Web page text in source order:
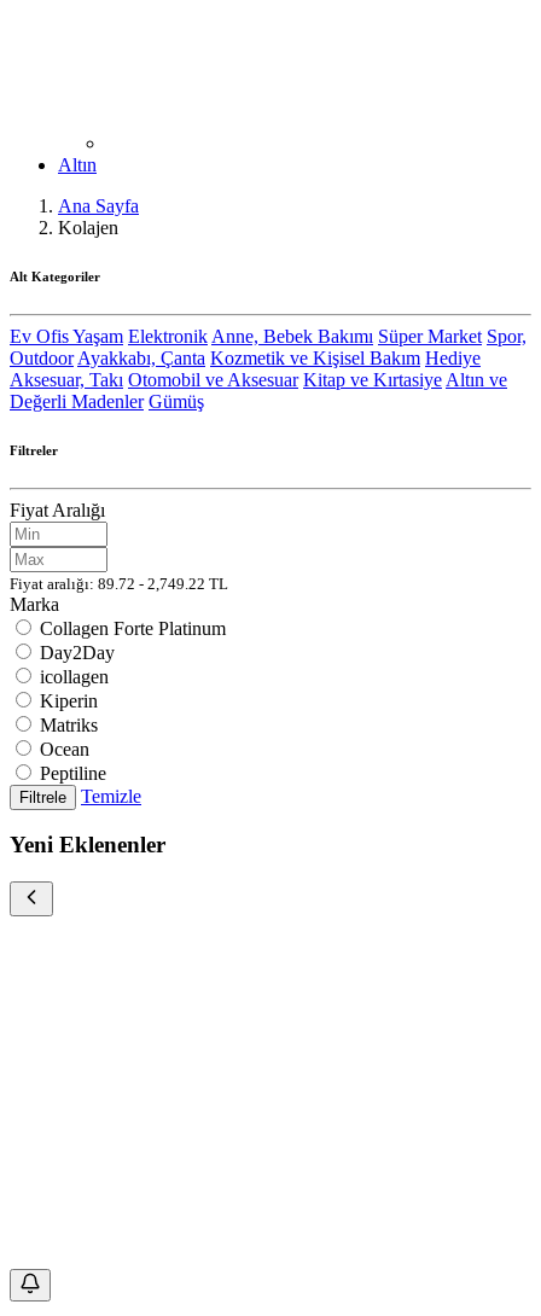
Altın
Ana Sayfa
Kolajen
Alt Kategoriler
Ev Ofis Yaşam Elektronik Anne, Bebek Bakımı Süper Market Spor,
Outdoor Ayakkabı, Çanta Kozmetik ve Kişisel Bakım Hediye
Aksesuar, Takı Otomobil ve Aksesuar Kitap ve Kırtasiye Altın ve
Değerli Madenler Gümüş
Filtreler
Fiyat Aralığı
Fiyat aralığı: 89.72 - 2,749.22 TL
Marka
Collagen Forte Platinum
Day2Day
icollagen
Kiperin
Matriks
Ocean
Peptiline
Filtrele Temizle
Yeni Eklenenler